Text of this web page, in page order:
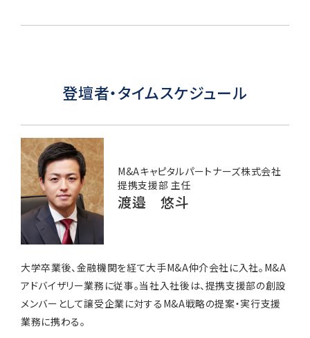
登壇者・タイムスケジュール
M&Aキャピタルパートナーズ株式会社
提携支援部 主任
渡邉 悠斗
大学卒業後、金融機関を経て大手M&A仲介会社に入社。 M&A
アドバイザリー業務に従事。当社入社後は、提携支援部の創設
メンバーとして譲受企業に対するM&A戦略の提案・実行支援
業務に携わる。